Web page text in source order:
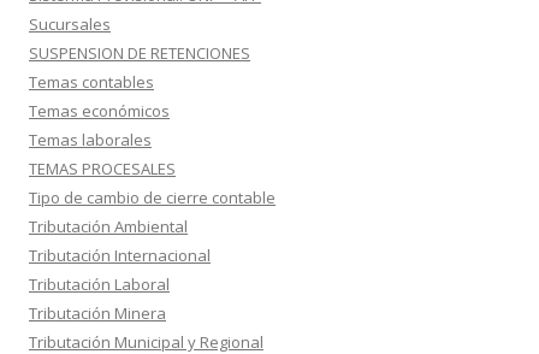
Sucursales
SUSPENSION DE RETENCIONES
Temas contables
Temas económicos
Temas laborales
TEMAS PROCESALES
Tipo de cambio de cierre contable
Tributación Ambiental
Tributación Internacional
Tributación Laboral
Tributación Minera
Tributación Municipal y Regional